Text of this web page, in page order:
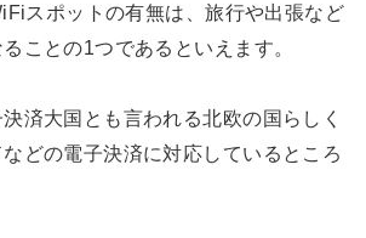
スポットの有無は、旅行や出張など
ことの1つであるといえます。
済大国とも言われる北欧の国らしく
どの電子決済に対応しているところ